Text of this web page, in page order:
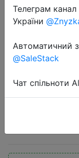
2021-01-11
Cмартфон
NFC, 6.21
Телеграм
України
Автоматичний
@SaleStack
Чат спільноти